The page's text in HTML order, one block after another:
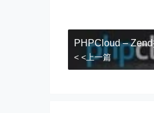
PHPCloud –
< <上一篇